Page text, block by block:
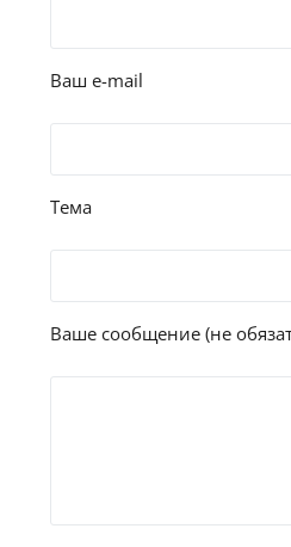
Ваш e-mail
Тема
Ваше сообщение (не